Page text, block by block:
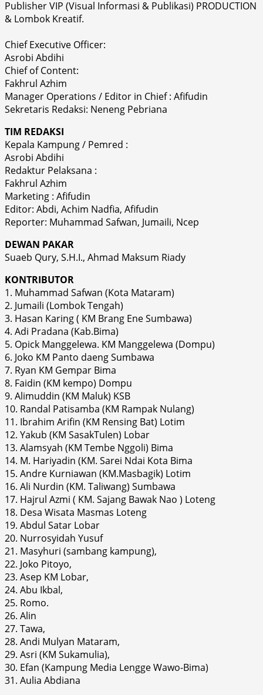
Publisher VIP (Visual Informasi & Publikasi) PRODUCTION
& Lombok Kreatif.
Chief Executive Officer:
Asrobi Abdihi
Chief of Content:
Fakhrul Azhim
Manager Operations / Editor in Chief : Afifudin
Sekretaris Redaksi: Neneng Pebriana
TIM REDAKSI
Kepala Kampung / Pemred :
Asrobi Abdihi
Redaktur Pelaksana :
Fakhrul Azhim
Marketing : Afifudin
Editor: Abdi, Achim Nadfia, Afifudin
Reporter: Muhammad Safwan, Jumaili, Ncep
DEWAN PAKAR
Suaeb Qury, S.H.I., Ahmad Maksum Riady
KONTRIBUTOR
1. Muhammad Safwan (Kota Mataram)
2. Jumaili (Lombok Tengah)
3. Hasan Karing ( KM Brang Ene Sumbawa)
4. Adi Pradana (Kab.Bima)
5. Opick Manggelewa. KM Manggelewa (Dompu)
6. Joko KM Panto daeng Sumbawa
7. Ryan KM Gempar Bima
8. Faidin (KM kempo) Dompu
9. Alimuddin (KM Maluk) KSB
10. Randal Patisamba (KM Rampak Nulang)
11. Ibrahim Arifin (KM Rensing Bat) Lotim
12. Yakub (KM SasakTulen) Lobar
13. Alamsyah (KM Tembe Nggoli) Bima
14. M. Hariyadin (KM. Sarei Ndai Kota Bima
15. Andre Kurniawan (KM.Masbagik) Lotim
16. Ali Nurdin (KM. Taliwang) Sumbawa
17. Hajrul Azmi ( KM. Sajang Bawak Nao ) Loteng
18. Desa Wisata Masmas Loteng
19. Abdul Satar Lobar
20. Nurrosyidah Yusuf
21. Masyhuri (sambang kampung),
22. Joko Pitoyo,
23. Asep KM Lobar,
24. Abu Ikbal,
25. Romo.
26. Alin
27. Tawa,
28. Andi Mulyan Mataram,
29. Asri (KM Sukamulia),
30. Efan (Kampung Media Lengge Wawo-Bima)
31. Aulia Abdiana